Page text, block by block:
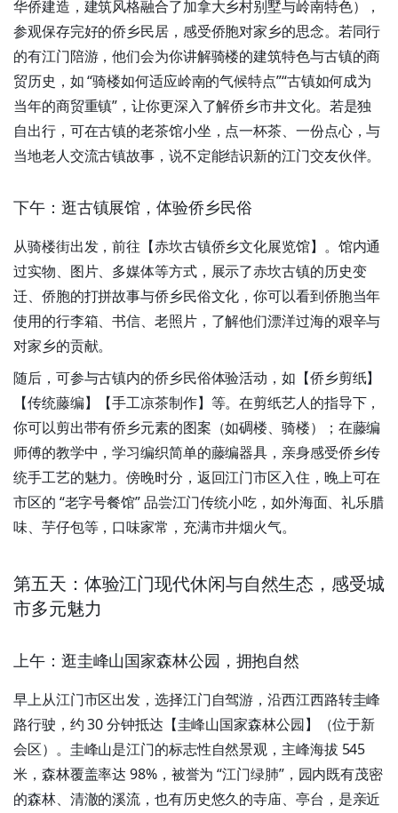
华侨建造，建筑风格融合了加拿大乡村别墅与岭南特色），
参观保存完好的侨乡民居，感受侨胞对家乡的思念。若同行
的有江门陪游，他们会为你讲解骑楼的建筑特色与古镇的商
贸历史，如 “骑楼如何适应岭南的气候特点”“古镇如何成为
当年的商贸重镇”，让你更深入了解侨乡市井文化。若是独
自出行，可在古镇的老茶馆小坐，点一杯茶、一份点心，与
当地老人交流古镇故事，说不定能结识新的江门交友伙伴。
下午：逛古镇展馆，体验侨乡民俗
从骑楼街出发，前往【赤坎古镇侨乡文化展览馆】。馆内通
过实物、图片、多媒体等方式，展示了赤坎古镇的历史变
迁、侨胞的打拼故事与侨乡民俗文化，你可以看到侨胞当年
使用的行李箱、书信、老照片，了解他们漂洋过海的艰辛与
对家乡的贡献。
随后，可参与古镇内的侨乡民俗体验活动，如【侨乡剪纸】
【传统藤编】【手工凉茶制作】等。在剪纸艺人的指导下，
你可以剪出带有侨乡元素的图案（如碉楼、骑楼）；在藤编
师傅的教学中，学习编织简单的藤编器具，亲身感受侨乡传
统手工艺的魅力。傍晚时分，返回江门市区入住，晚上可在
市区的 “老字号餐馆” 品尝江门传统小吃，如外海面、礼乐腊
味、芋仔包等，口味家常，充满市井烟火气。
第五天：体验江门现代休闲与自然生态，感受城
市多元魅力
上午：逛圭峰山国家森林公园，拥抱自然
早上从江门市区出发，选择江门自驾游，沿西江西路转圭峰
路行驶，约 30 分钟抵达【圭峰山国家森林公园】（位于新
会区）。圭峰山是江门的标志性自然景观，主峰海拔 545
米，森林覆盖率达 98%，被誉为 “江门绿肺”，园内既有茂密
的森林、清澈的溪流，也有历史悠久的寺庙、亭台，是亲近